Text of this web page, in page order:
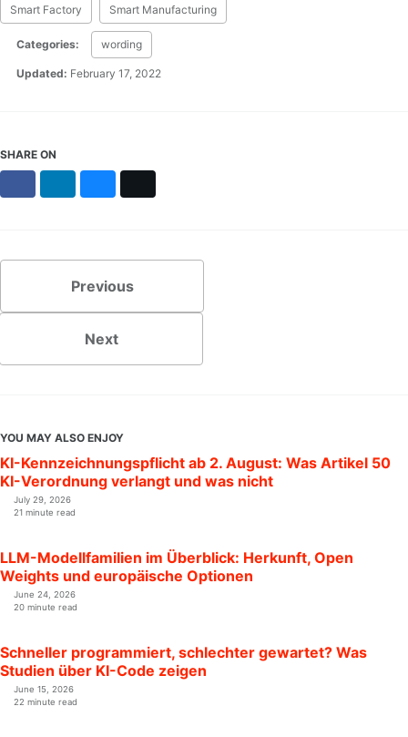
Smart Factory Smart Manufacturing
Categories: wording
Updated: February 17, 2022
SHARE ON
Previous
Next
YOU MAY ALSO ENJOY
KI-Kennzeichnungspflicht ab 2. August: Was Artikel 50
KI-Verordnung verlangt und was nicht
July 29, 2026
21 minute read
LLM-Modellfamilien im Überblick: Herkunft, Open
Weights und europäische Optionen
June 24, 2026
20 minute read
Schneller programmiert, schlechter gewartet? Was
Studien über KI-Code zeigen
June 15, 2026
22 minute read